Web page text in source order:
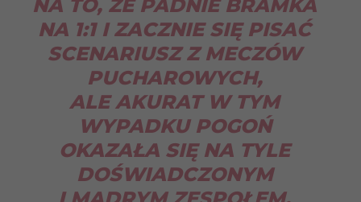
NA TO, ŻE PADNIE BRAMKA
NA 1:1 I ZACZNIE SIĘ PISAĆ
SCENARIUSZ Z MECZÓW
PUCHAROWYCH,
ALE AKURAT W TYM
WYPADKU POGOŃ
OKAZAŁA SIĘ NA TYLE
DOŚWIADCZONYM